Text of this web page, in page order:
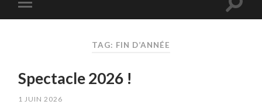
TAG: FIN D’ANNÉE
Spectacle 2026 !
1 JUIN 2026